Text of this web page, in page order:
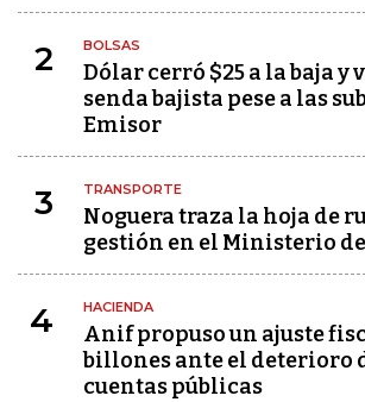
2 BOLSAS
Dólar cerró $25 a la baja y
senda bajista pese a las
Emisor
3 TRANSPORTE
Noguera traza la hoja de
gestión en el Ministerio
4 HACIENDA
Anif propuso un ajuste
billones ante el deterioro
cuentas públicas